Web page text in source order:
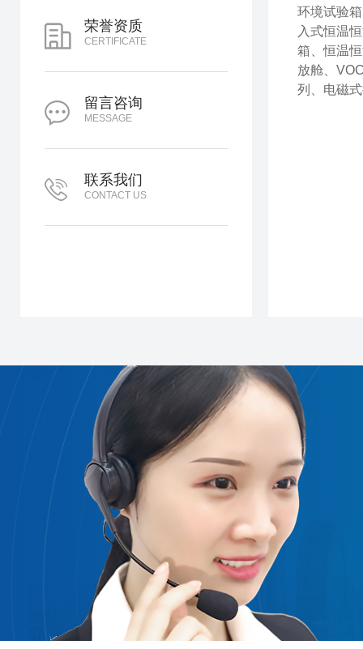
荣誉资质
CERTIFICATE
留言咨询
MESSAGE
联系我们
CONTACT US
环境试验
入式恒温
箱、恒温
放舱、
列、电磁